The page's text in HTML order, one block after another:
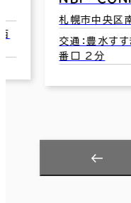
1
札幌市中央区
交通：大通駅(
線･地下鉄東